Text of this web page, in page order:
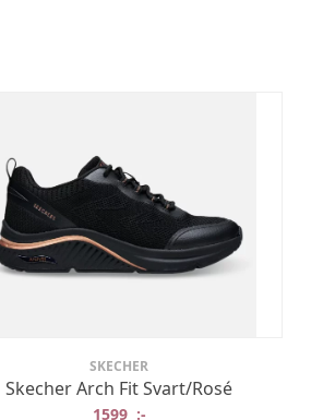
:-.
SKECHER
Skecher Arch Fit Svart/Rosé
1599 :-